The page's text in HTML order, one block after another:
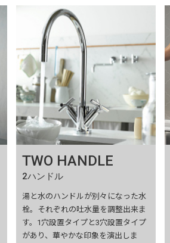
TWO HANDLE
2ハンドル
湯と水のハンドルが別々になった水
栓。それぞれの吐水量を調整出来ま
す。1穴設置タイプと3穴設置タイプ
があり、華やかな印象を演出しま